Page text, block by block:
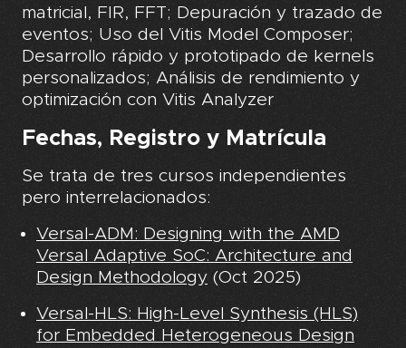
matricial, FIR, FFT; Depuración y trazado de
eventos; Uso del Vitis Model Composer;
Desarrollo rápido y prototipado de kernels
personalizados; Análisis de rendimiento y
optimización con Vitis Analyzer
Fechas, Registro y Matrícula
Se trata de tres cursos independientes
pero interrelacionados:
Versal-ADM: Designing with the AMD
Versal Adaptive SoC: Architecture and
Design Methodology (Oct 2025)
Versal-HLS: High-Level Synthesis (HLS)
for Embedded Heterogeneous Design